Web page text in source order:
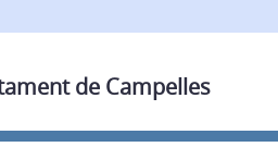
de Campelles